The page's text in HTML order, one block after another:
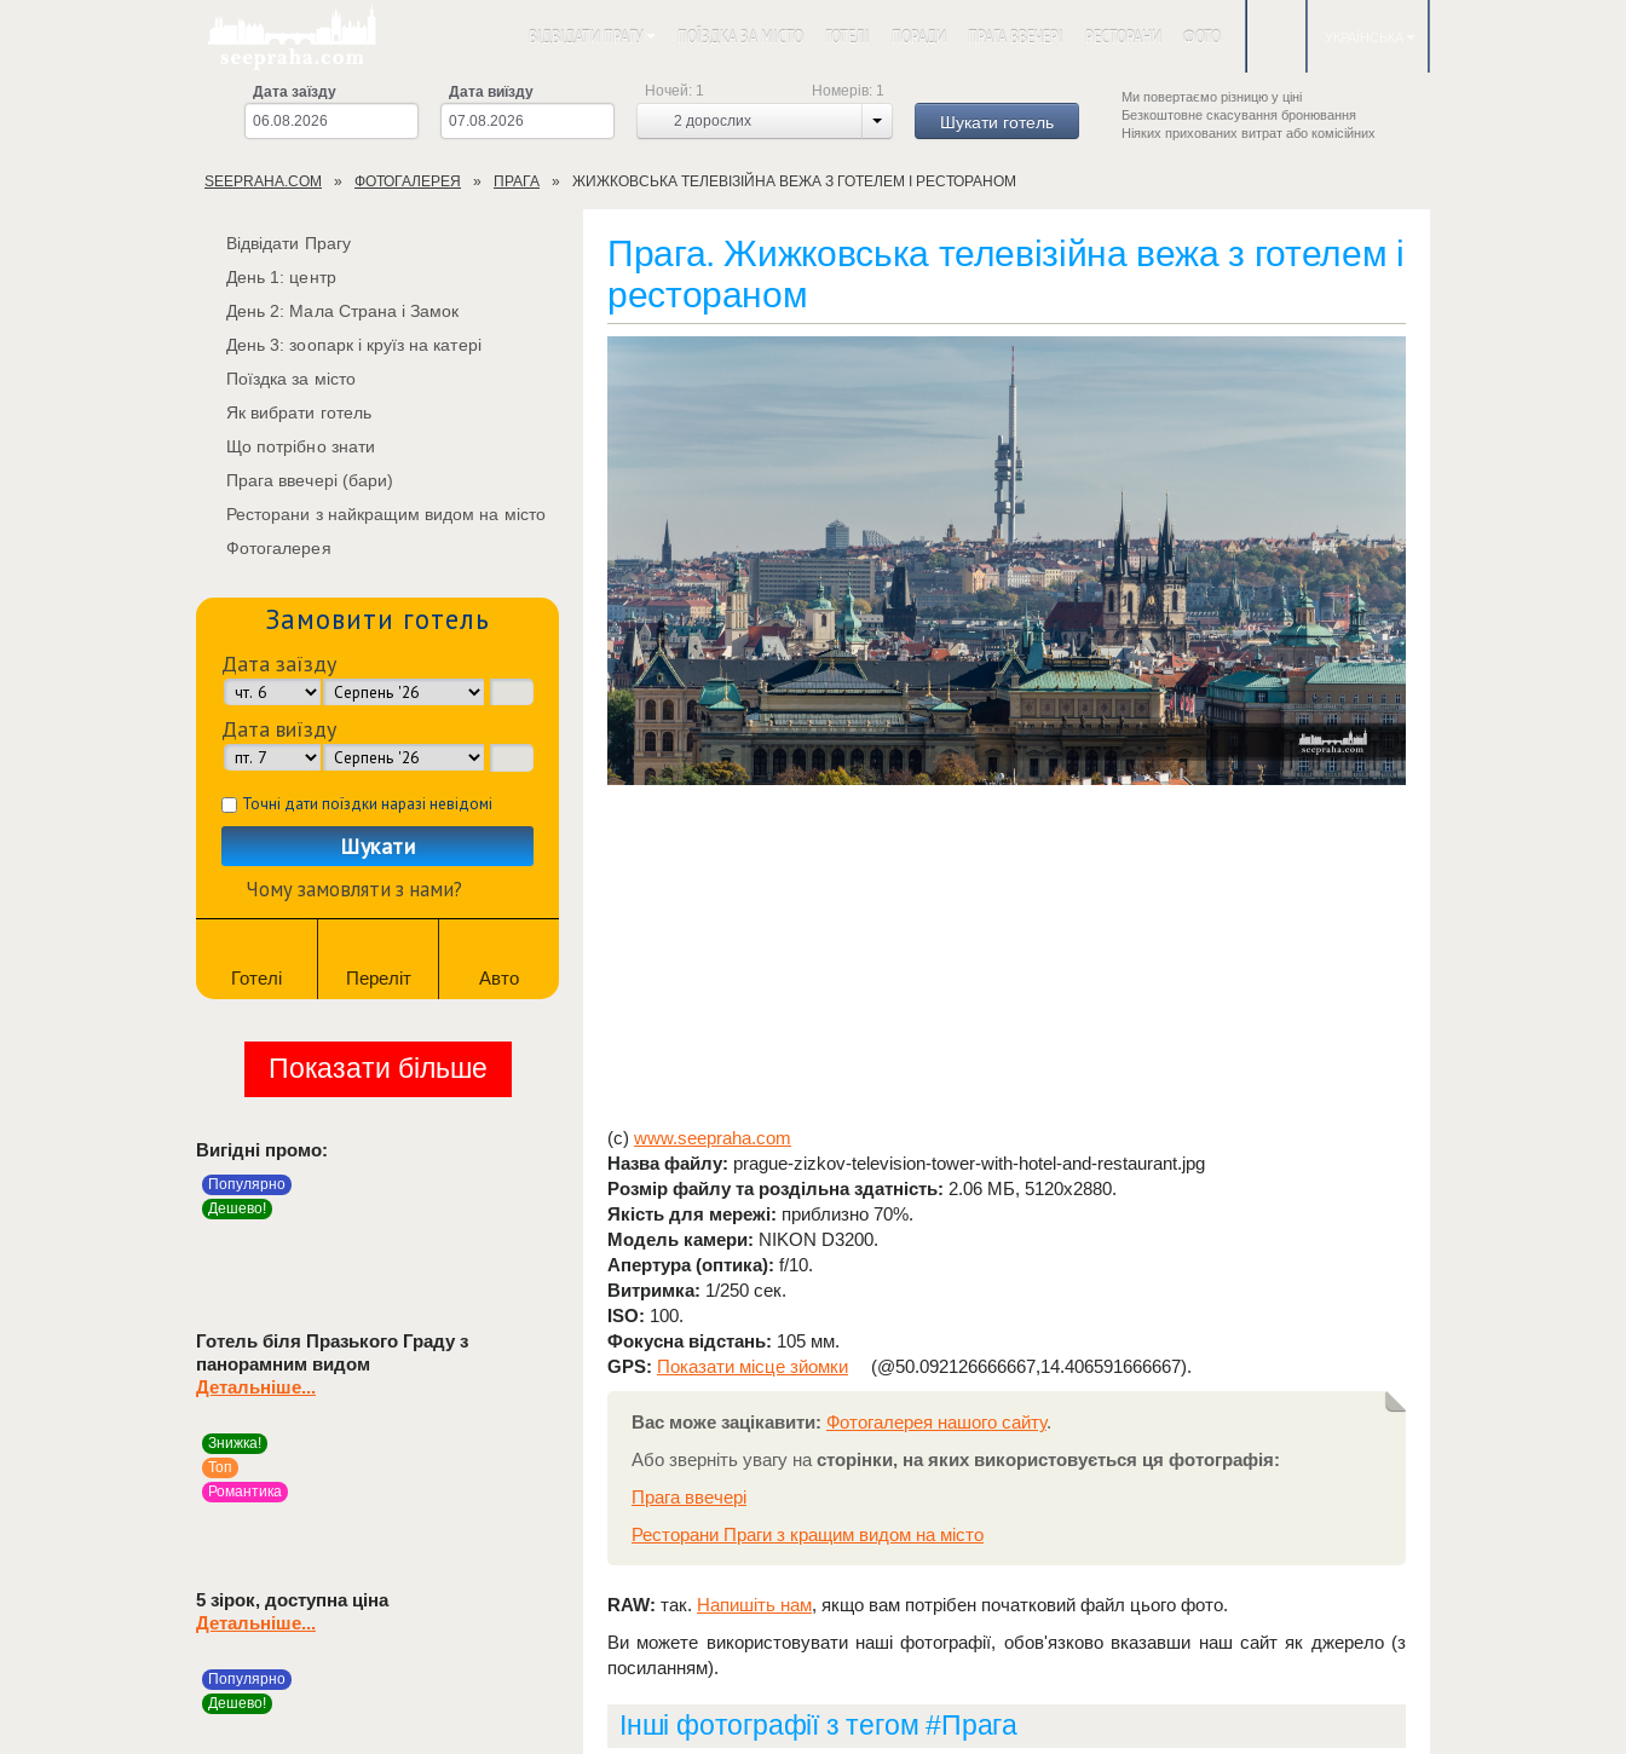
ВІДВІДАТИ ПРАГУ ПОЇЗДКА ЗА МІСТО ГОТЕЛІ ПОРАДИ ПРАГА ВВЕЧЕРІ РЕСТОРАНИ ФОТО
Дата заїзду
Дата виїзду
2 дорослих
Ночей: 1 Номерів: 1
Шукати готель
Ми повертаємо різницю у ціні
Безкоштовне скасування бронювання
Ніяких прихованих витрат або комісійних
SEEPRAHA.COM ФОТОГАЛЕРЕЯ ПРАГА ЖИЖКОВСЬКА ТЕЛЕВІЗІЙНА ВЕЖА З ГОТЕЛЕМ І РЕСТОРАНОМ
Прага. Жижковська телевізійна вежа з готелем і
рестораном
(c) www.seepraha.com
Назва файлу: prague-zizkov-television-tower-with-hotel-and-restaurant.jpg
Розмір файлу та роздільна здатність: 2.06 МБ, 5120x2880.
Якість для мережі: приблизно 70%.
Модель камери: NIKON D3200.
Апертура (оптика): f/10.
Витримка: 1/250 сек.
ISO: 100.
Фокусна відстань: 105 мм.
GPS: Показати місце зйомки (@50.092126666667,14.406591666667).
Вас може зацікавити: Фотогалерея нашого сайту.
Або зверніть увагу на сторінки, на яких використовується ця фотографія:
Прага ввечері
Ресторани Праги з кращим видом на місто
RAW: так. Напишіть нам, якщо вам потрібен початковий файл цього фото.
Ви можете використовувати наші фотографії, обов'язково вказавши наш сайт як джерело (з
посиланням).
Інші фотографії з тегом #Прага
Відвідати Прагу
День 1: центр
День 2: Мала Страна і Замок
День 3: зоопарк і круїз на катері
Поїздка за місто
Як вибрати готель
Що потрібно знати
Прага ввечері (бари)
Ресторани з найкращим видом на місто
Фотогалерея
Замовити готель
Дата заїзду
Дата виїзду
Точні дати поїздки наразі невідомі
Шукати
Чому замовляти з нами?
Готелі Переліт Авто
Показати більше
Вигідні промо:
Популярно
Дешево!
Готель біля Празького Граду з
панорамним видом
Детальніше...
Знижка!
Топ
Романтика
5 зірок, доступна ціна
Детальніше...
Популярно
Дешево!